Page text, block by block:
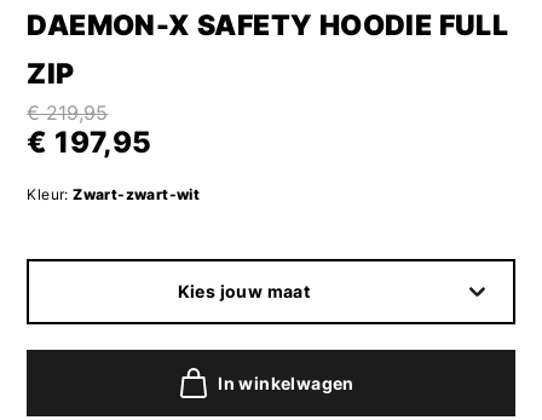
DAEMON-X SAFETY HOODIE FULL
ZIP
€ 219,95
€ 197,95
Kleur: Zwart-zwart-wit
Kies jouw maat
In winkelwagen